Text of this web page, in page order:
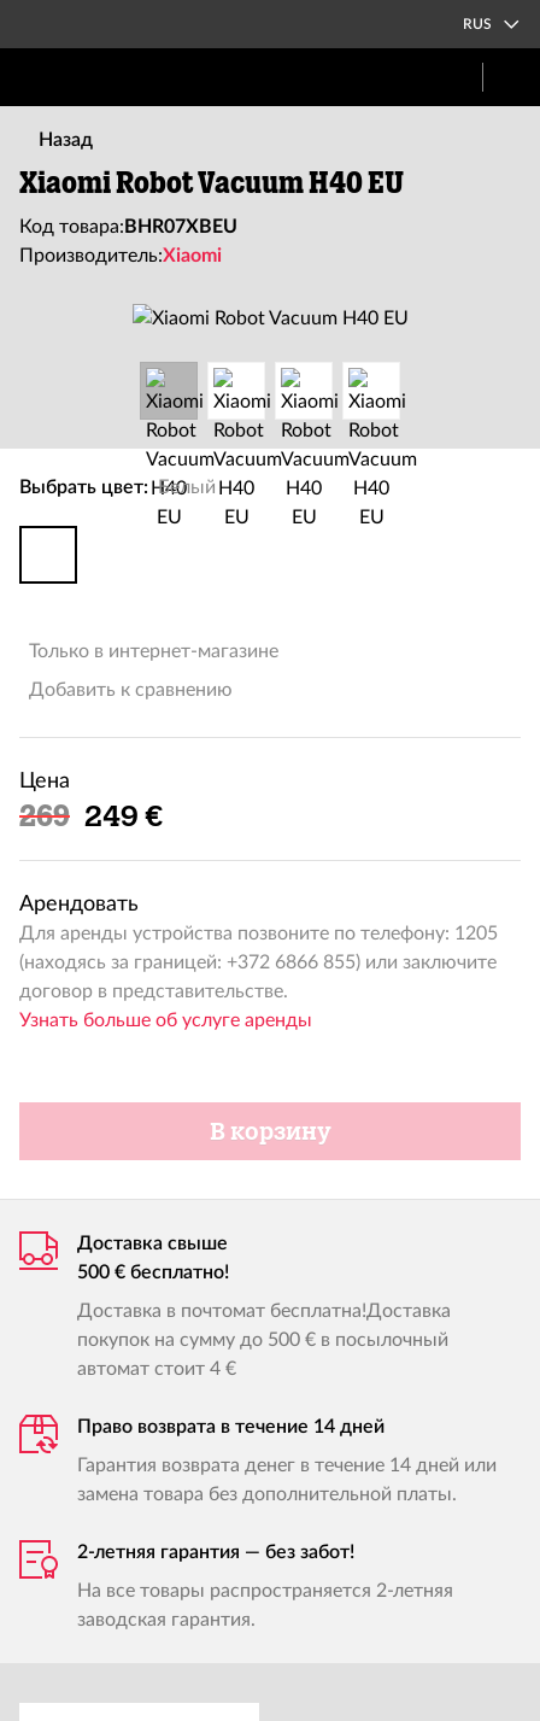
RUS
Назад
Xiaomi Robot Vacuum H40 EU
Код товара: BHR07XBEU
Производитель:Xiaomi
Выбрать цвет: Белый
Только в интернет-магазине
Добавить к сравнению
Цена
269 Льготная цена
249 €
Арендовать
Для аренды устройства позвоните по телефону: 1205
(находясь за границей: +372 6866 855) или заключите
договор в представительстве.
Узнать больше об услуге аренды
В корзину
Доставка свыше
500 € бесплатно!
Доставка в почтомат бесплатна!Доставка
покупок на сумму до 500 € в посылочный
автомат стоит 4 €
Право возврата в течение 14 дней
Гарантия возврата денег в течение 14 дней или
замена товара без дополнительной платы.
2-летняя гарантия — без забот!
На все товары распространяется 2-летняя
заводская гарантия.